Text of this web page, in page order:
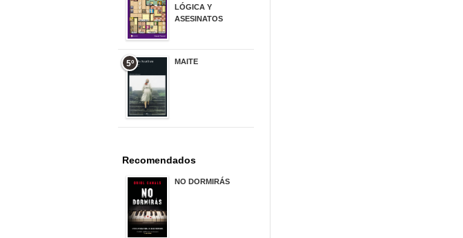
LÓGICA Y
ASESINATOS
5º MAITE
Recomendados
NO DORMIRÁS